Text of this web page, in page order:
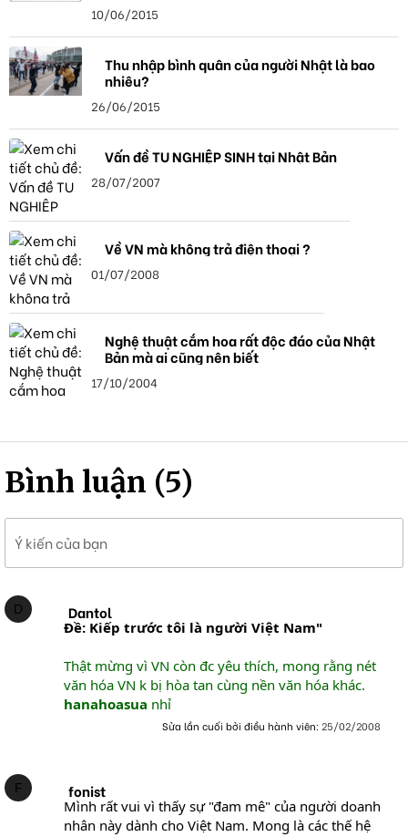
10/06/2015
Thu nhập bình quân của người Nhật là bao
nhiêu?
26/06/2015
Vấn đề TU NGHIỆP SINH tại Nhật Bản
28/07/2007
Về VN mà không trả điện thoại ?
01/07/2008
Nghệ thuật cắm hoa rất độc đáo của Nhật
Bản mà ai cũng nên biết
17/10/2004
Bình luận (5)
Ý kiến của bạn
D Dantol
Ðề: Kiếp trước tôi là người Việt Nam"
Thật mừng vì VN còn đc yêu thích, mong rằng nét
văn hóa VN k bị hòa tan cùng nền văn hóa khác.
hanahoasua nhỉ
Sửa lần cuối bởi điều hành viên: 25/02/2008
F fonist
Mình rất vui vì thấy sự "đam mê" của người doanh
nhân này dành cho Việt Nam. Mong là các thế hệ